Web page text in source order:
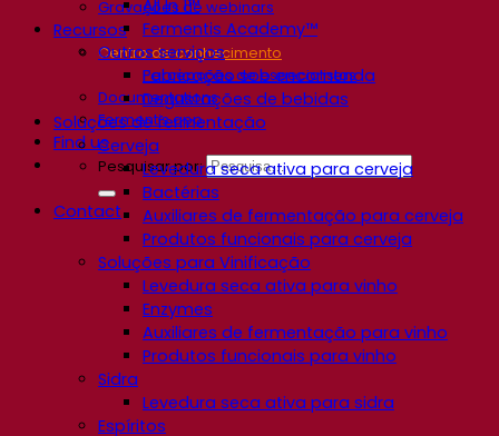
Gravações de webinars
Recursos
Centro de conhecimento
Percepções de especialistas
Documentations
Fermentis app
Find us
Pesquisar por:
Contact
All In 1™
Fermentis Academy™
Outros serviços
Fabricação sob encomenda
Degustações de bebidas
Soluções de fermentação
Cerveja
Levedura seca ativa para cerveja
Bactérias
Auxiliares de fermentação para cerveja
Produtos funcionais para cerveja
Soluções para Vinificação
Levedura seca ativa para vinho
Enzymes
Auxiliares de fermentação para vinho
Produtos funcionais para vinho
Sidra
Levedura seca ativa para sidra
Espíritos